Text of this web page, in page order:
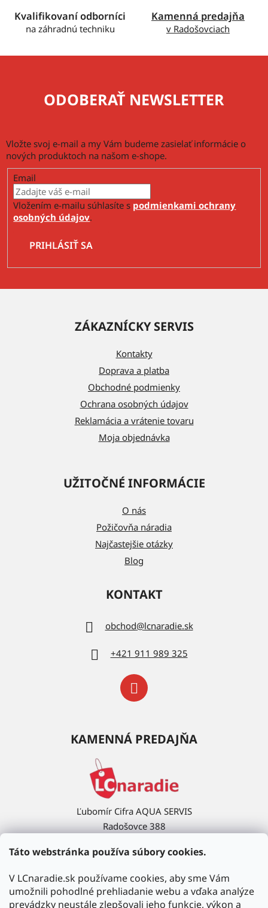
Táto webstránka používa súbory cookies.
V LCnaradie.sk používame cookies, aby sme Vám
umožnili pohodlné prehliadanie webu a vďaka analýze
prevádzky neustále zlepšovali jeho funkcie, výkon a
Kvalifikovaní odborníci
na záhradnú techniku
Kamenná predajňa
v Radošovciach
ODOBERAŤ NEWSLETTER
Vložte svoj e-mail a my Vám budeme zasielať informácie o
nových produktoch na našom e-shope.
Email
Vložením e-mailu súhlasíte s podmienkami ochrany
osobných údajov.
PRIHLÁSIŤ SA
ZÁKAZNÍCKY SERVIS
Kontakty
Doprava a platba
Obchodné podmienky
Ochrana osobných údajov
Reklamácia a vrátenie tovaru
Moja objednávka
UŽITOČNÉ INFORMÁCIE
O nás
Požičovňa náradia
Najčastejšie otázky
Blog
KONTAKT
obchod@lcnaradie.sk
+421 911 989 325
KAMENNÁ PREDAJŇA
Ľubomír Cifra AQUA SERVIS
Radošovce 388